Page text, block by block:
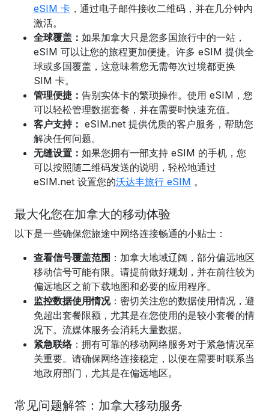
eSIM 卡 ，通过电子邮件接收二维码，并在几分钟内
激活。
全球覆盖： 如果加拿大只是您多国旅行中的一站，
eSIM 可以让您的旅程更加便捷。许多 eSIM 提供全
球或多国覆盖，这意味着您无需每次过境都更换
SIM 卡。
管理便捷： 告别实体卡的繁琐操作。使用 eSIM，您
可以轻松管理数据套餐，并在需要时快速充值。
客户支持： eSIM.net 提供优质的客户服务，帮助您
解决任何问题。
无缝设置： 如果您拥有一部支持 eSIM 的手机，您
可以按照随二维码发送的说明， 轻松地通过
eSIM.net 设置您的沃达丰旅行 eSIM 。
最大化您在加拿大的移动体验
以下是一些确保您旅途中网络连接畅通的小贴士：
查看信号覆盖范围 ：加拿大地域辽阔，部分偏远地区
移动信号可能有限。请提前做好规划，并在前往较为
偏远地区之前下载地图和必要的应用程序。
监控数据使用情况：密切关注您的数据使用情况，避
免超出套餐限额，尤其是在您使用的是较小套餐的情
况下。流媒体服务会消耗大量数据。
紧急联络：拥有可靠的移动网络服务对于紧急情况至
关重要。请确保网络连接稳定，以便在需要时联系当
地政府部门，尤其是在偏远地区。
常见问题解答：加拿大移动服务